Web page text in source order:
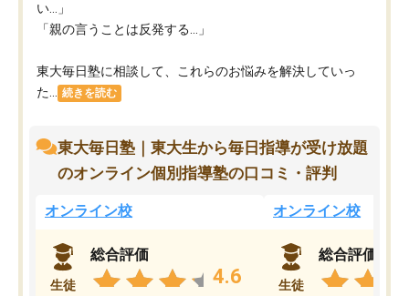
い…」
「親の言うことは反発する…」
東大毎日塾に相談して、これらのお悩みを解決していっ
た...
続きを読む
東大毎日塾｜東大生から毎日指導が受け放題
のオンライン個別指導塾の口コミ・評判
オンライン校
生徒
総合評価
4.6
オンライン校
生徒
総合評価